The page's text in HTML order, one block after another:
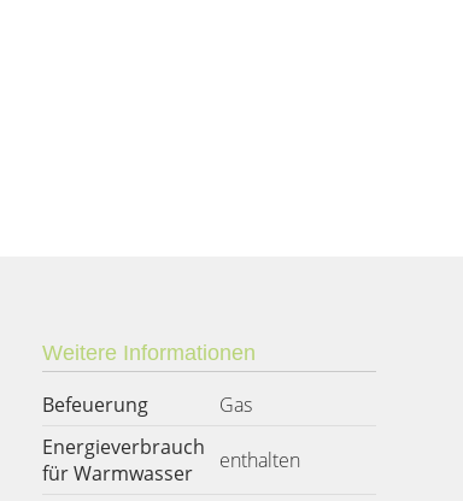
Weitere Informationen
Befeuerung
Gas
Energieverbrauch
für Warmwasser
enthalten